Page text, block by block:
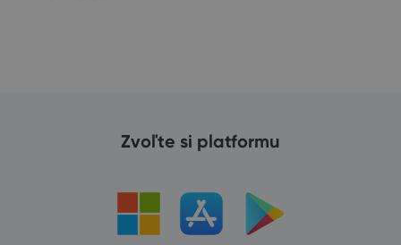
Zvoľte si platformu